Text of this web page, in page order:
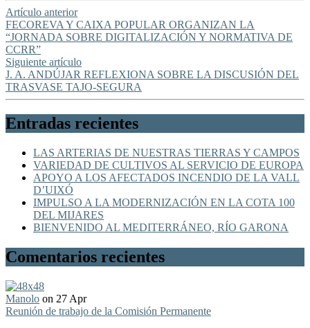
Artículo anterior
FECOREVA Y CAIXA POPULAR ORGANIZAN LA
“JORNADA SOBRE DIGITALIZACIÓN Y NORMATIVA DE
CCRR”
Siguiente artículo
J. A. ANDÚJAR REFLEXIONA SOBRE LA DISCUSIÓN DEL
TRASVASE TAJO-SEGURA
Entradas recientes
LAS ARTERIAS DE NUESTRAS TIERRAS Y CAMPOS
VARIEDAD DE CULTIVOS AL SERVICIO DE EUROPA
APOYO A LOS AFECTADOS INCENDIO DE LA VALL
D’UIXÓ
IMPULSO A LA MODERNIZACIÓN EN LA COTA 100
DEL MIJARES
BIENVENIDO AL MEDITERRÁNEO, RÍO GARONA
Comentarios recientes
Manolo on 27 Apr
Reunión de trabajo de la Comisión Permanente